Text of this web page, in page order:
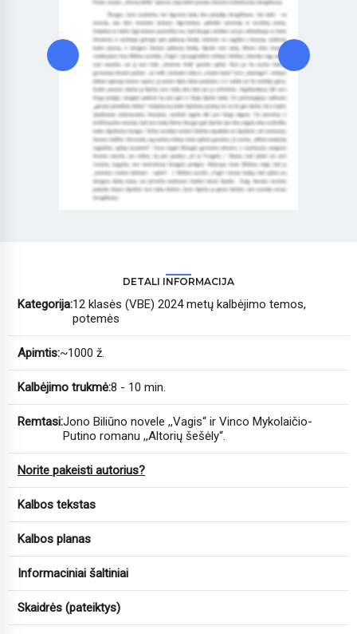
DETALI INFORMACIJA
Kategorija:12 klasės (VBE) 2024 metų kalbėjimo temos,
potemės
Apimtis:~1000 ž.
Kalbėjimo trukmė:8 - 10 min.
Remtasi:Jono Biliūno novele ,,Vagis“ ir Vinco Mykolaičio-
Putino romanu ,,Altorių šešėly“.
Norite pakeisti autorius?
Kalbos tekstas
Kalbos planas
Informaciniai šaltiniai
Skaidrės (pateiktys)